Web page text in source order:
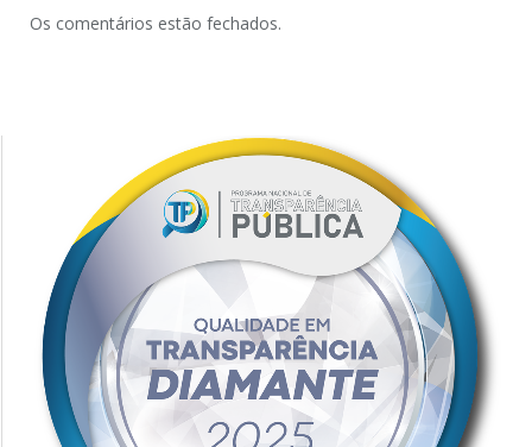
Os comentários estão fechados.